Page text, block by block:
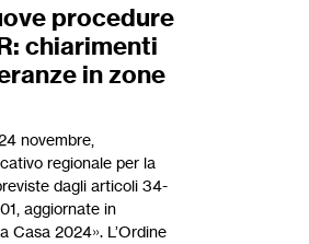
procedure
chiarimenti
in zone
novembre,
regionale per la
dagli articoli 34-
aggiornate in
Casa 2024». L’Ordine